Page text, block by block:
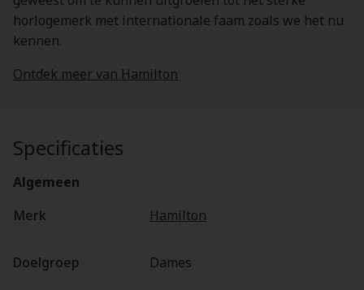
horlogemerk met internationale faam zoals we het nu
kennen.
Ontdek meer van Hamilton
Specificaties
Algemeen
Merk
Hamilton
Doelgroep Dames